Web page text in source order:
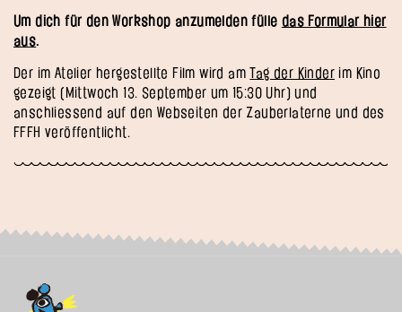
Um dich für den Workshop anzumelden fülle das Formular hier
aus.
Der im Atelier hergestellte Film wird amTag der Kinder im Kino
gezeigt (Mittwoch 13. September um 15:30 Uhr) und
anschliessend auf den Webseiten der Zauberlaterne und des
FFFH veröffentlicht.